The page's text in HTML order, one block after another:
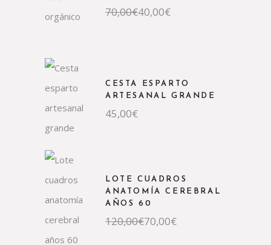
70,00€
El
precio
40,00€
El
precio
CESTA ESPARTO
ARTESANAL GRANDE
45,00€
LOTE CUADROS
ANATOMÍA CEREBRAL
AÑOS 60
120,00€
El
precio
70,00€
El
precio